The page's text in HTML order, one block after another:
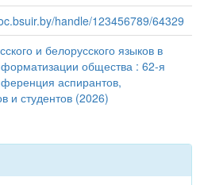
handle/123456789/64329
и белорусского языков в
общества : 62-я
аспирантов,
и студентов (2026)